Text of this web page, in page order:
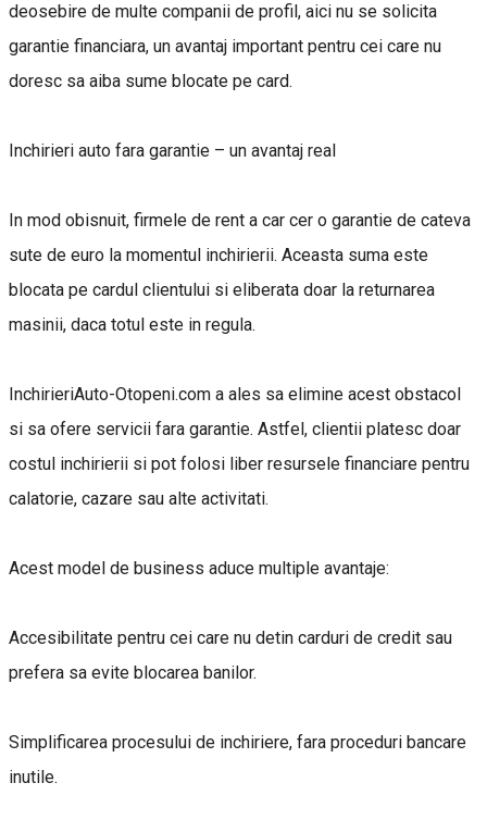
deosebire de multe companii de profil, aici nu se solicita
garantie financiara, un avantaj important pentru cei care nu
doresc sa aiba sume blocate pe card.
Inchirieri auto fara garantie – un avantaj real
In mod obisnuit, firmele de rent a car cer o garantie de cateva
sute de euro la momentul inchirierii. Aceasta suma este
blocata pe cardul clientului si eliberata doar la returnarea
masinii, daca totul este in regula.
InchirieriAuto-Otopeni.com a ales sa elimine acest obstacol
si sa ofere servicii fara garantie. Astfel, clientii platesc doar
costul inchirierii si pot folosi liber resursele financiare pentru
calatorie, cazare sau alte activitati.
Acest model de business aduce multiple avantaje:
Accesibilitate pentru cei care nu detin carduri de credit sau
prefera sa evite blocarea banilor.
Simplificarea procesului de inchiriere, fara proceduri bancare
inutile.